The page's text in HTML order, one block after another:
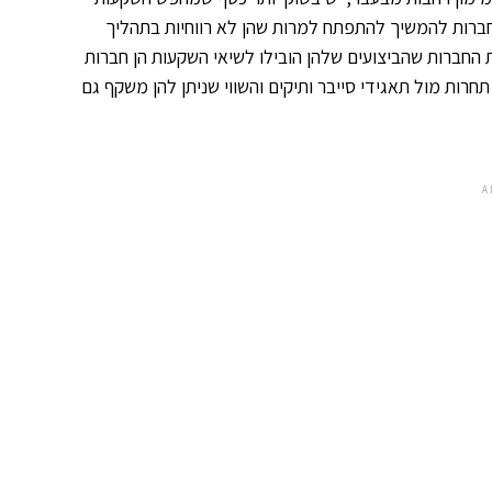
להמשיך להתפתח למרות שהן לא רווחיות בתהליך
שהביצועים שלהן הובילו לשיאי השקעות הן חברות
מול תאגידי סייבר ותיקים והשווי שניתן להן משקף גם